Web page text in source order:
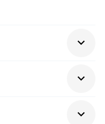
(Eignungstest
berufliche Zukunft